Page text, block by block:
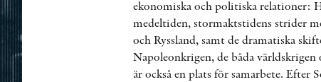
ekonomiska och politiska relationer:
medeltiden, stormaktstidens strider
och Ryssland, samt de dramatiska
Napoleonkrigen, de båda
är också en plats för samarbete. Efter